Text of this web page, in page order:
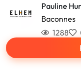
Pauline
Baconnes
1288